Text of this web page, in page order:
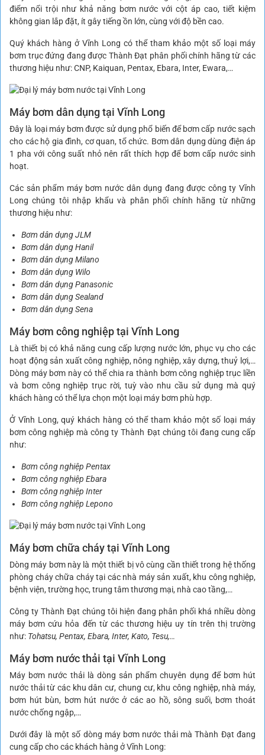
điểm nổi trội như khả năng bơm nước với cột áp cao, tiết kiệm
không gian lắp đặt, ít gây tiếng ồn lớn, cùng với độ bền cao.
Quý khách hàng ở Vĩnh Long có thể tham khảo một số loại máy
bơm trục đứng đang được Thành Đạt phân phối chính hãng từ các
thương hiệu như: CNP, Kaiquan, Pentax, Ebara, Inter, Ewara,…
Máy bơm dân dụng tại Vĩnh Long
Đây là loại máy bơm được sử dụng phổ biến để bơm cấp nước sạch
cho các hộ gia đình, cơ quan, tổ chức. Bơm dân dụng dùng điện áp
1 pha với công suất nhỏ nên rất thích hợp để bơm cấp nước sinh
hoạt.
Các sản phẩm máy bơm nước dân dụng đang được công ty Vĩnh
Long chúng tôi nhập khẩu và phân phối chính hãng từ những
thương hiệu như:
Bơm dân dụng JLM
Bơm dân dụng Hanil
Bơm dân dụng Milano
Bơm dân dụng Wilo
Bơm dân dụng Panasonic
Bơm dân dụng Sealand
Bơm dân dụng Sena
Máy bơm công nghiệp tại Vĩnh Long
Là thiết bị có khả năng cung cấp lượng nước lớn, phục vụ cho các
hoạt động sản xuất công nghiệp, nông nghiệp, xây dựng, thuỷ lợi,…
Dòng máy bơm này có thể chia ra thành bơm công nghiệp trục liền
và bơm công nghiệp trục rời, tuỳ vào nhu cầu sử dụng mà quý
khách hàng có thể lựa chọn một loại máy bơm phù hợp.
Ở Vĩnh Long, quý khách hàng có thể tham khảo một số loại máy
bơm công nghiệp mà công ty Thành Đạt chúng tôi đang cung cấp
như:
Bơm công nghiệp Pentax
Bơm công nghiệp Ebara
Bơm công nghiệp Inter
Bơm công nghiệp Lepono
Máy bơm chữa cháy tại Vĩnh Long
Dòng máy bơm này là một thiết bị vô cùng cần thiết trong hệ thống
phòng cháy chữa cháy tại các nhà máy sản xuất, khu công nghiệp,
bệnh viện, trường học, trung tâm thương mại, nhà cao tầng,…
Công ty Thành Đạt chúng tôi hiện đang phân phối khá nhiều dòng
máy bơm cứu hỏa đến từ các thương hiệu uy tín trên thị trường
như: Tohatsu, Pentax, Ebara, Inter, Kato, Tesu,…
Máy bơm nước thải tại Vĩnh Long
Máy bơm nước thải là dòng sản phẩm chuyên dụng để bơm hút
nước thải từ các khu dân cư, chung cư, khu công nghiệp, nhà máy,
bơm hút bùn, bơm hút nước ở các ao hồ, sông suối, bơm thoát
nước chống ngập,…
Dưới đây là một số dòng máy bơm nước thải mà Thành Đạt đang
cung cấp cho các khách hàng ở Vĩnh Long: